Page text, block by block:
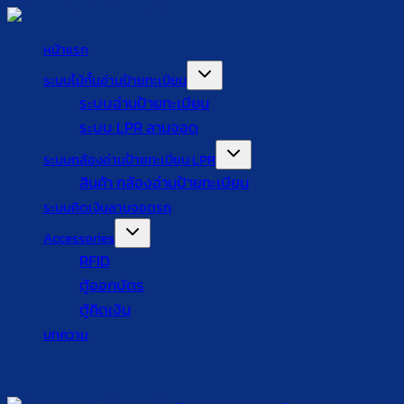
Skip
หน้าแรก
ระบบไม้กั้นอ่านป้ายทะเบียน
ระบบอ่านป้ายทะเบียน
ระบบ LPR ลานจอด
ระบบกล้องอ่านป้ายทะเบียน LPR
สินค้า กล้องอ่านป้ายทะเบียน
ระบบคิดเงินลานจอดรถ
Accessories
RFID
ตู้ออกบัตร
ตู้คิดเงิน
บทความ